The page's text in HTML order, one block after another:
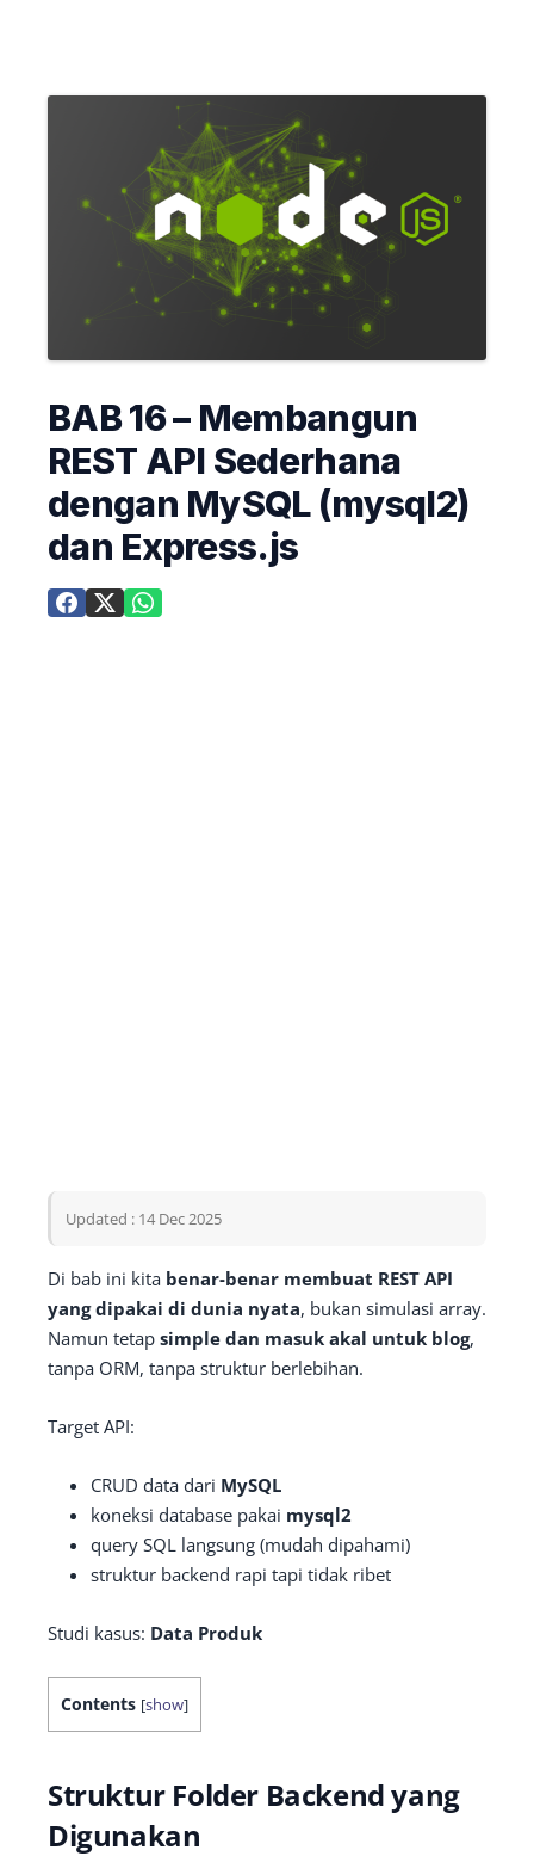
BAB 16 – Membangun
REST API Sederhana
dengan MySQL (mysql2)
dan Express.js
Updated : 14 Dec 2025
Di bab ini kita benar-benar membuat REST API
yang dipakai di dunia nyata, bukan simulasi array.
Namun tetap simple dan masuk akal untuk blog,
tanpa ORM, tanpa struktur berlebihan.
Target API:
CRUD data dari MySQL
koneksi database pakai mysql2
query SQL langsung (mudah dipahami)
struktur backend rapi tapi tidak ribet
Studi kasus: Data Produk
Contents [show]
Struktur Folder Backend yang
Digunakan